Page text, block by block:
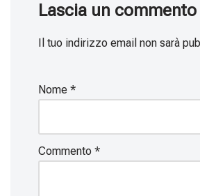
Lascia un commento
Il tuo indirizzo email non sarà
Nome *
Commento *